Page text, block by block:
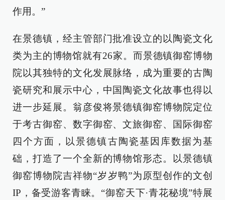
作用。”
在景德镇，经主管部门批准设立的以陶瓷文化
类为主的博物馆就有26家。而景德镇御窑博物
院以其独特的文化发展脉络，成为重要的古陶
瓷研究和展示中心，中国陶瓷文化故事也得以
进一步延展。翁彦俊将景德镇御窑博物院定位
于考古御窑、数字御窑、文旅御窑、国际御窑
四个方面，以景德镇古陶瓷基因库数据为基
础，打造了一个全新的博物馆形态。以景德镇
御窑博物院吉祥物“岁岁鸭”为原型创作的文创
IP，备受游客青睐。“御窑天下·青花秘境”特展